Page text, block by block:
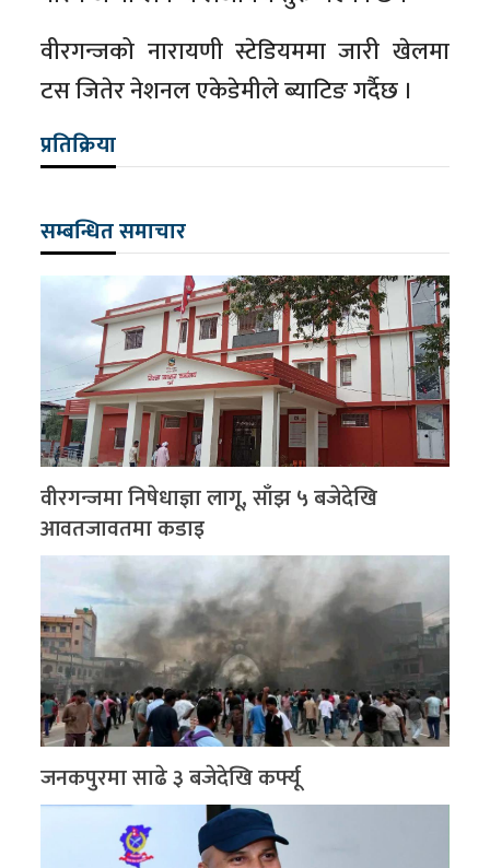
वीरगन्जको नारायणी स्टेडियममा जारी खेलमा
टस जितेर नेशनल एकेडेमीले ब्याटिङ गर्दैछ ।
प्रतिक्रिया
सम्बन्धित समाचार
वीरगन्जमा निषेधाज्ञा लागू, साँझ ५ बजेदेखि
आवतजावतमा कडाइ
जनकपुरमा साढे ३ बजेदेखि कर्फ्यू